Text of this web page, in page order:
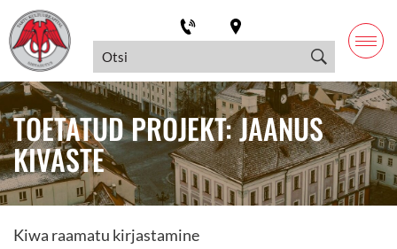
TOETATUD PROJEKT: JAANUS
KIVASTE
Kiwa raamatu kirjastamine